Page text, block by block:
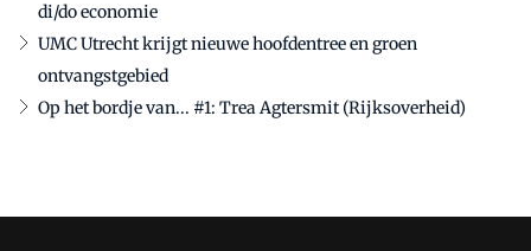
di/do economie
UMC Utrecht krijgt nieuwe hoofdentree en groen
ontvangstgebied
Op het bordje van... #1: Trea Agtersmit (Rijksoverheid)